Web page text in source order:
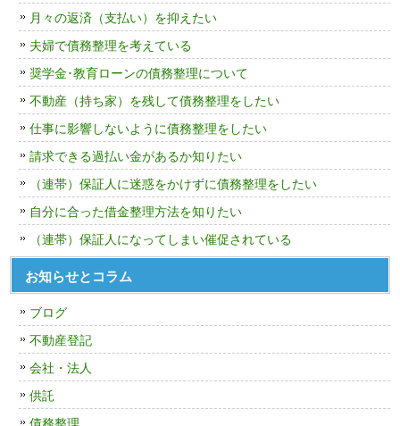
月々の返済（支払い）を抑えたい
夫婦で債務整理を考えている
奨学金･教育ローンの債務整理について
不動産（持ち家）を残して債務整理をしたい
仕事に影響しないように債務整理をしたい
請求できる過払い金があるか知りたい
（連帯）保証人に迷惑をかけずに債務整理をしたい
自分に合った借金整理方法を知りたい
（連帯）保証人になってしまい催促されている
お知らせとコラム
ブログ
不動産登記
会社・法人
供託